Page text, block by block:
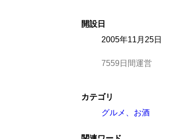
開設日
2005年11月25日
7559日間運営
カテゴリ
グルメ、お酒